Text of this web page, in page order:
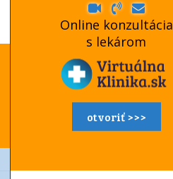
Online konzultácia
s lekárom
otvoriť >>>